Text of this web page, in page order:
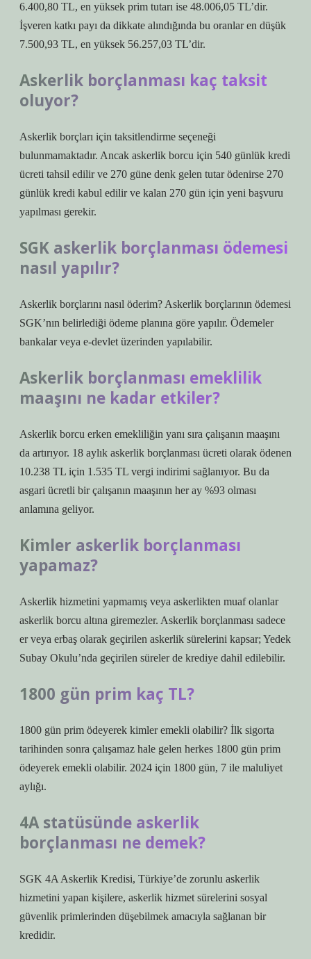
6.400,80 TL, en yüksek prim tutarı ise 48.006,05 TL’dir.
İşveren katkı payı da dikkate alındığında bu oranlar en düşük
7.500,93 TL, en yüksek 56.257,03 TL’dir.
Askerlik borçlanması kaç taksit
oluyor?
Askerlik borçları için taksitlendirme seçeneği
bulunmamaktadır. Ancak askerlik borcu için 540 günlük kredi
ücreti tahsil edilir ve 270 güne denk gelen tutar ödenirse 270
günlük kredi kabul edilir ve kalan 270 gün için yeni başvuru
yapılması gerekir.
SGK askerlik borçlanması ödemesi
nasıl yapılır?
Askerlik borçlarını nasıl öderim? Askerlik borçlarının ödemesi
SGK’nın belirlediği ödeme planına göre yapılır. Ödemeler
bankalar veya e-devlet üzerinden yapılabilir.
Askerlik borçlanması emeklilik
maaşını ne kadar etkiler?
Askerlik borcu erken emekliliğin yanı sıra çalışanın maaşını
da artırıyor. 18 aylık askerlik borçlanması ücreti olarak ödenen
10.238 TL için 1.535 TL vergi indirimi sağlanıyor. Bu da
asgari ücretli bir çalışanın maaşının her ay %93 olması
anlamına geliyor.
Kimler askerlik borçlanması
yapamaz?
Askerlik hizmetini yapmamış veya askerlikten muaf olanlar
askerlik borcu altına giremezler. Askerlik borçlanması sadece
er veya erbaş olarak geçirilen askerlik sürelerini kapsar; Yedek
Subay Okulu’nda geçirilen süreler de krediye dahil edilebilir.
1800 gün prim kaç TL?
1800 gün prim ödeyerek kimler emekli olabilir? İlk sigorta
tarihinden sonra çalışamaz hale gelen herkes 1800 gün prim
ödeyerek emekli olabilir. 2024 için 1800 gün, 7 ile maluliyet
aylığı.
4A statüsünde askerlik
borçlanması ne demek?
SGK 4A Askerlik Kredisi, Türkiye’de zorunlu askerlik
hizmetini yapan kişilere, askerlik hizmet sürelerini sosyal
güvenlik primlerinden düşebilmek amacıyla sağlanan bir
kredidir.